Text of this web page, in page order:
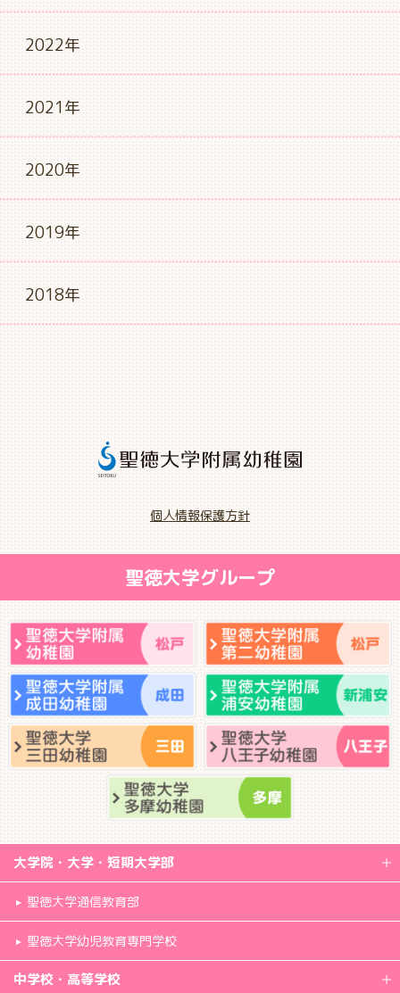
2022年
2021年
2020年
2019年
2018年
聖徳大学グループ
大学院・大学・短期大学部
聖徳大学通信教育部
聖徳大学幼児教育専門学校
中学校・高等学校
個人情報保護方針